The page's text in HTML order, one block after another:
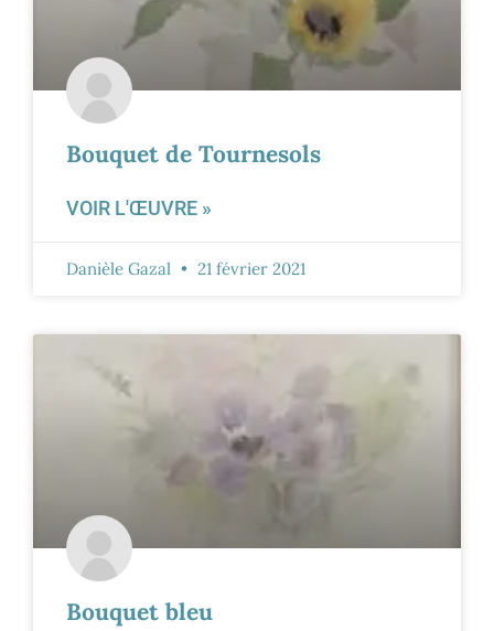
Bouquet de Tournesols
VOIR L'ŒUVRE »
Danièle Gazal 21 février 2021
Bouquet bleu